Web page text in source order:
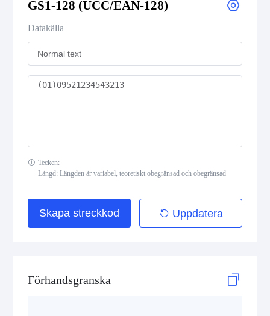
CODE 39 Mod 43
CODE 93
Codabar
Standard 2 of 5
MSI Plessey (MSI Mod 10)
Pharmacode
GS1-128 (UCC/EAN-128)
Datakälla
Tecken:
Längd: Längden är variabel, teoretiskt obegränsad och obegränsad
Skapa streckkod Uppdatera
Förhandsgranska